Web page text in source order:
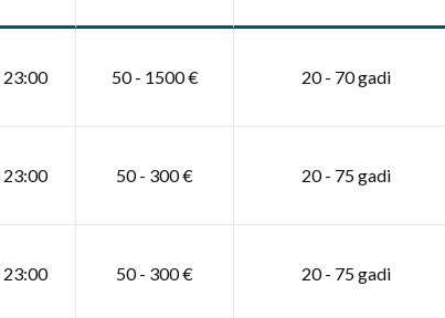
23:00 50 - 1500 € 20 - 70 gadi
23:00 50 - 300 € 20 - 75 gadi
23:00 50 - 300 € 20 - 75 gadi